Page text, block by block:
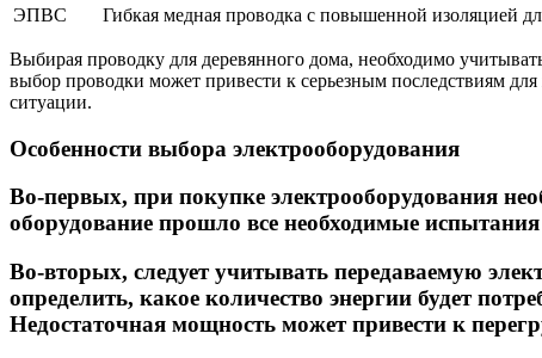
ЭПВС
Гибкая медная проводка с повышенной изоляцией
Выбирая проводку для деревянного дома, необходимо
выбор проводки может привести к серьезным последствиям
ситуации.
Особенности выбора электрооборудования
Во-первых, при покупке электрооборудования
оборудование прошло все необходимые
Во-вторых, следует учитывать передаваемую
определить, какое количество энергии будет
Недостаточная мощность может привести к